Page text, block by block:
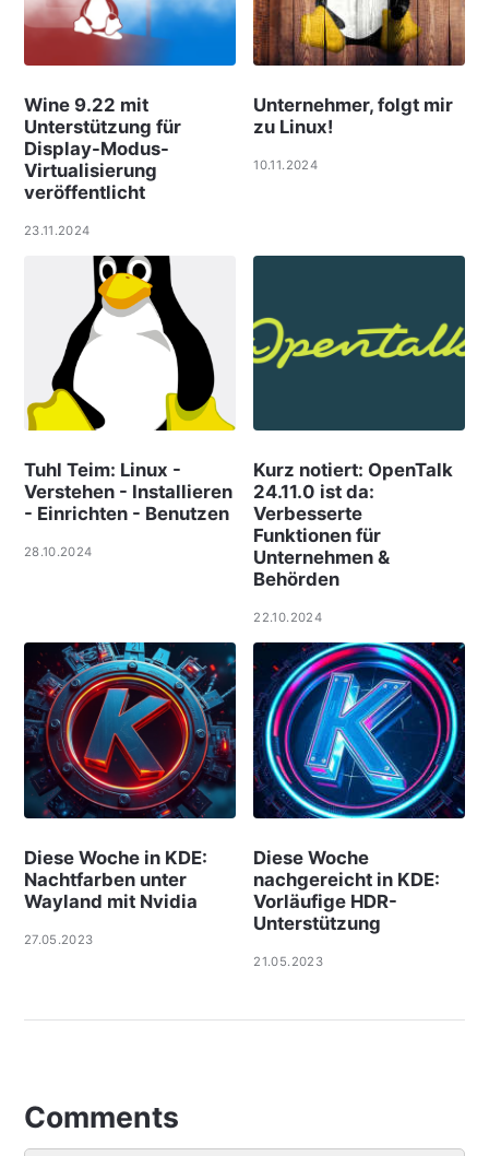
Wine 9.22 mit
Unterstützung für
Display-Modus-
Virtualisierung
veröffentlicht
23.11.2024
Unternehmer, folgt mir
zu Linux!
10.11.2024
Tuhl Teim: Linux -
Verstehen - Installieren
- Einrichten - Benutzen
28.10.2024
Kurz notiert: OpenTalk
24.11.0 ist da:
Verbesserte
Funktionen für
Unternehmen &
Behörden
22.10.2024
Diese Woche in KDE:
Nachtfarben unter
Wayland mit Nvidia
27.05.2023
Diese Woche
nachgereicht in KDE:
Vorläufige HDR-
Unterstützung
21.05.2023
Comments